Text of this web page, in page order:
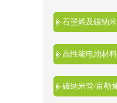
液
石墨烯及碳纳
高性能电池材料
碳纳米管/富勒